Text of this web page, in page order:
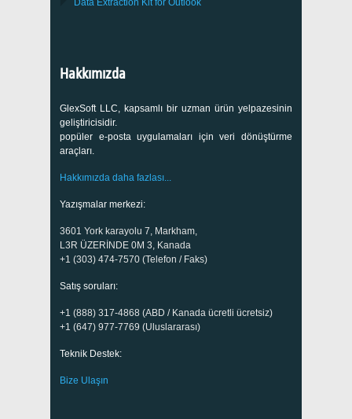
Data Extraction Kit for Outlook
Hakkımızda
GlexSoft LLC, kapsamlı bir uzman ürün yelpazesinin
geliştiricisidir.
popüler e-posta uygulamaları için veri dönüştürme
araçları.
Hakkımızda daha fazlası...
Yazışmalar merkezi:
3601 York karayolu 7, Markham,
L3R ÜZERİNDE 0M 3, Kanada
+1 (303) 474-7570 (Telefon / Faks)
Satış soruları:
+1 (888) 317-4868 (ABD / Kanada ücretli ücretsiz)
+1 (647) 977-7769 (Uluslararası)
Teknik Destek:
Bize Ulaşın